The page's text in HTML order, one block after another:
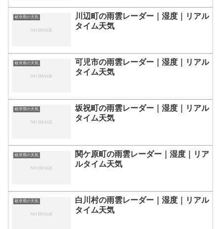
岐阜県の天気
川辺町の雨雲レーダー｜湿度｜リアル
タイム天気
岐阜県の天気
可児市の雨雲レーダー｜湿度｜リアル
タイム天気
岐阜県の天気
坂祝町の雨雲レーダー｜湿度｜リアル
タイム天気
岐阜県の天気
関ケ原町の雨雲レーダー｜湿度｜リア
ルタイム天気
岐阜県の天気
白川村の雨雲レーダー｜湿度｜リアル
タイム天気